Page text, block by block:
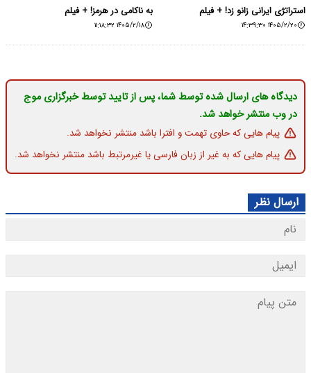
استراتژی ایرانی زانو زد! + فیلم
۱۴۰۵/۲/۲۰ ۱۴:۳۹:۳۰
به ناکامی در هرمز! + فیلم
۱۴۰۵/۲/۱۸ ۱۱:۱۸:۳۲
دیدگاه های ارسال شده توسط شما، پس از تایید توسط خبرگزاری موج
در وب منتشر خواهد شد.
پیام هایی که حاوی تهمت و افترا باشد منتشر نخواهد شد.
پیام هایی که به غیر از زبان فارسی یا غیرمرتبط باشد منتشر نخواهد شد.
ارسال نظر